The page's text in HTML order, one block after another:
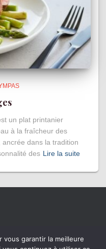
un plat printanier
à la fraîcheur des
dans la tradition
des Lire la suite
vous garantir la meilleure